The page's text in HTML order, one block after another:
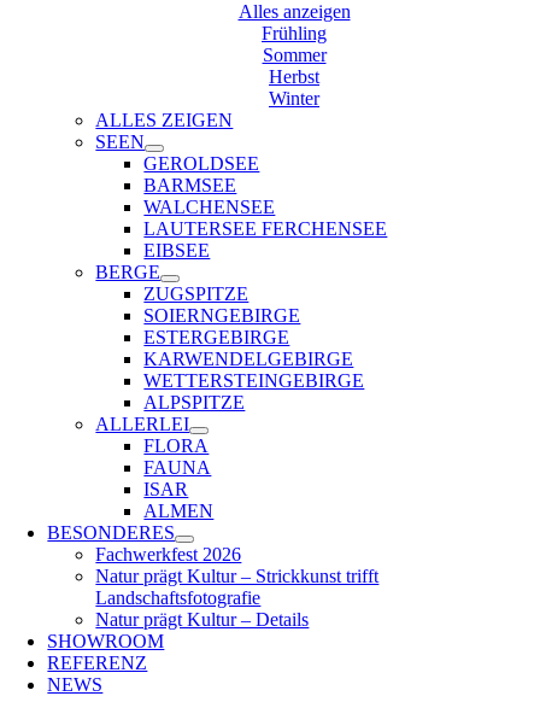
Alles anzeigen
Frühling
Sommer
Herbst
Winter
ALLES ZEIGEN
SEEN
GEROLDSEE
BARMSEE
WALCHENSEE
LAUTERSEE FERCHENSEE
EIBSEE
BERGE
ZUGSPITZE
SOIERNGEBIRGE
ESTERGEBIRGE
KARWENDELGEBIRGE
WETTERSTEINGEBIRGE
ALPSPITZE
ALLERLEI
FLORA
FAUNA
ISAR
ALMEN
BESONDERES
Fachwerkfest 2026
Natur prägt Kultur – Strickkunst trifft
Landschaftsfotografie
Natur prägt Kultur – Details
SHOWROOM
REFERENZ
NEWS